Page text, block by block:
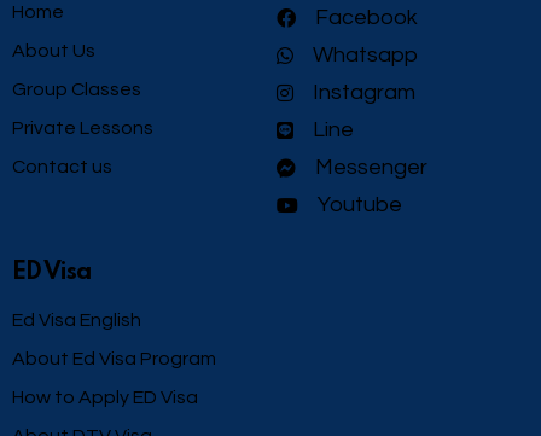
Home
About Us
Group Classes
Private Lessons
Contact us
Facebook
Whatsapp
Instagram
Line
Messenger
Youtube
ED Visa
Ed Visa English
About Ed Visa Program
How to Apply ED Visa